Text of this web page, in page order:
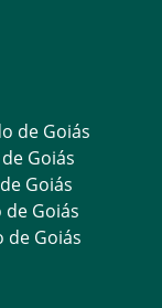
de Goiás
Goiás
Goiás
Goiás
de Goiás